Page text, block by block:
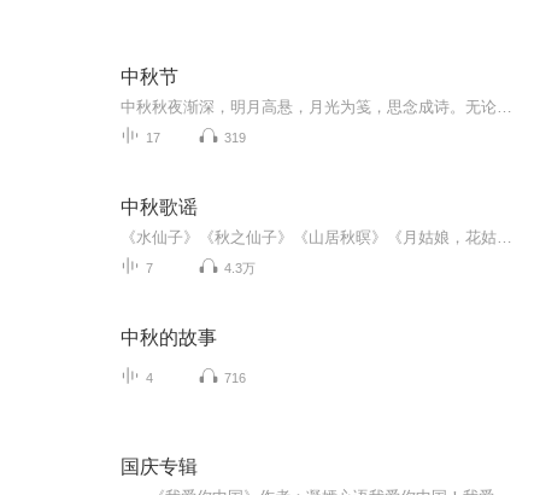
中秋节
17 319
中秋歌谣
7 4.3万
中秋的故事
4 716
国庆专辑